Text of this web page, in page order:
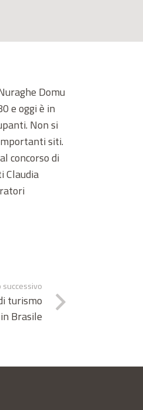
Domu
e oggi è in
Non si
siti.
concorso di
Claudia
turismo
Brasile